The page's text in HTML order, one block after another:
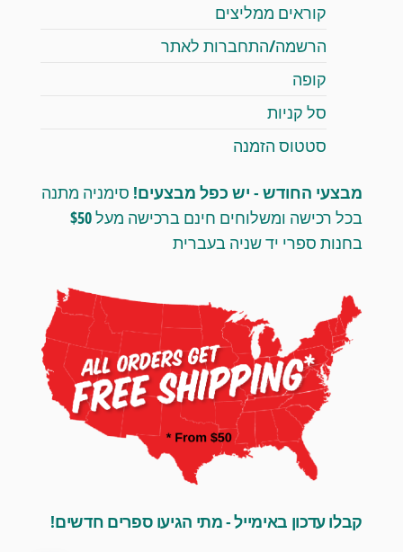
קוראים ממליצים
הרשמה/התחברות לאתר
קופה
סל קניות
סטטוס הזמנה
מבצעי החודש - יש כפל מבצעים! סימניה מתנה
בכל רכישה ומשלוחים חינם ברכישה מעל $50
בחנות ספרי יד שניה בעברית
קבלו עדכון באימייל - מתי הגיעו ספרים חדשים!